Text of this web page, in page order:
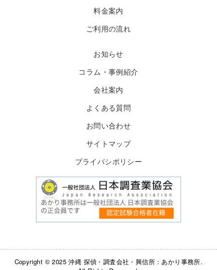
料金案内
ご利用の流れ
お知らせ
コラム・事例紹介
会社案内
よくある質問
お問い合わせ
サイトマップ
プライバシポリシー
Copyright © 2025 沖縄 探偵・調査会社・興信所：あかり事務所.